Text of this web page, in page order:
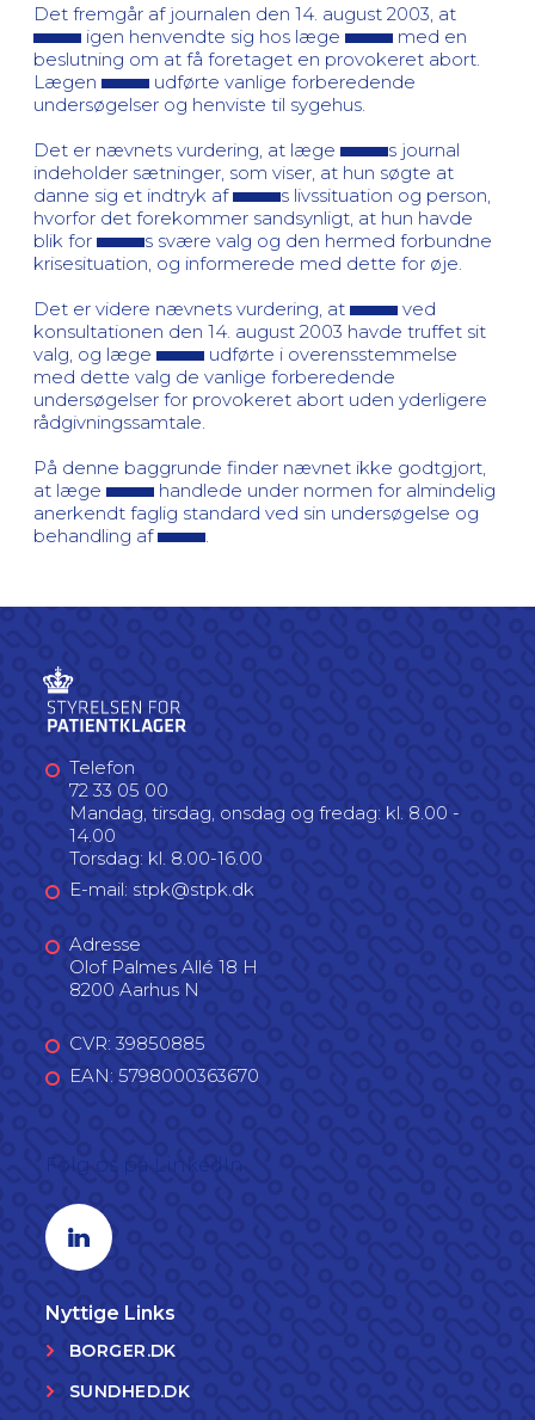
Det fremgår af journalen den 14. august 2003, at
igen henvendte sig hos læge
med en
beslutning om at få foretaget en provokeret abort.
Lægen
udførte vanlige forberedende
undersøgelser og henviste til sygehus.
Det er nævnets vurdering, at læge
s journal
indeholder sætninger, som viser, at hun søgte at
danne sig et indtryk af
s livssituation og person,
hvorfor det forekommer sandsynligt, at hun havde
blik for
s svære valg og den hermed forbundne
krisesituation, og informerede med dette for øje.
Det er videre nævnets vurdering, at
ved
konsultationen den 14. august 2003 havde truffet sit
valg, og læge
udførte i overensstemmelse
med dette valg de vanlige forberedende
undersøgelser for provokeret abort uden yderligere
rådgivningssamtale.
På denne baggrunde finder nævnet ikke godtgjort,
at læge
handlede under normen for almindelig
anerkendt faglig standard ved sin undersøgelse og
behandling af
Telefon
72 33 05 00
Mandag, tirsdag, onsdag og fredag: kl. 8.00 -
14.00
Torsdag: kl. 8.00-16.00
E-mail: stpk@stpk.dk
Adresse
Olof Palmes Allé 18 H
8200 Aarhus N
CVR: 39850885
EAN: 5798000363670
Linkedin profil
Nyttige Links
BORGER.DK
SUNDHED.DK